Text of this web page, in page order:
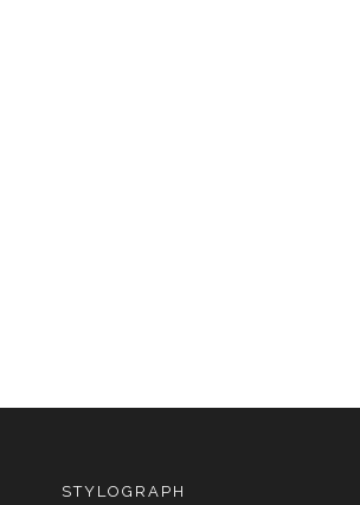
STYLOGRAPH